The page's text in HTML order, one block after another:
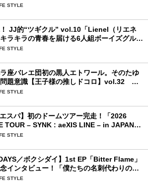
STYLE
JJ的“ツギクル” vol.10「Lienel（リエネ
キラの青春を届ける6人組ボーイズグルー
STYLE
座バレエ団初の黒人エトワール。そのたゆ
問題意識【王子様の推しドコロ】vol.32 ギ
オップさん
STYLE
スパ】初のドームツアー完走！「2026
TOUR – SYNK : aeXIS LINE – in JAPAN
DOME TOUR] 」東京ドーム公演2
STYLE
／ボクシダイ】1st EP「Bitter Flame」
インタビュー！「僕たちの名刺代わりのよ
」
STYLE